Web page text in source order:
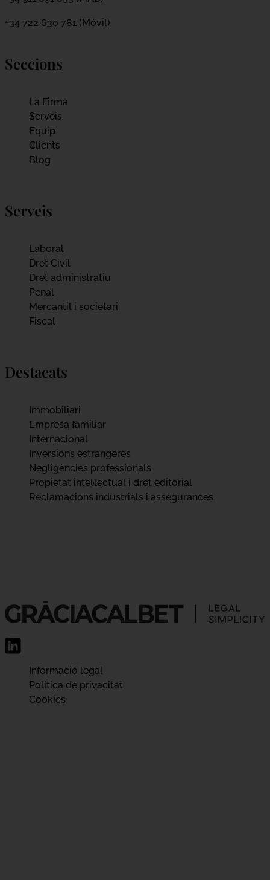
+34 722 630 781 (Móvil)
Seccions
La Firma
Serveis
Equip
Clients
Blog
Serveis
Laboral
Dret Civil
Dret administratiu
Penal
Mercantil i societari
Fiscal
Destacats
Immobiliari
Empresa familiar
Internacional
Inversions estrangeres
Negligències professionals
Propietat intel·lectual i dret editorial
Reclamacions industrials i assegurances
Informació legal
Política de privacitat
Cookies